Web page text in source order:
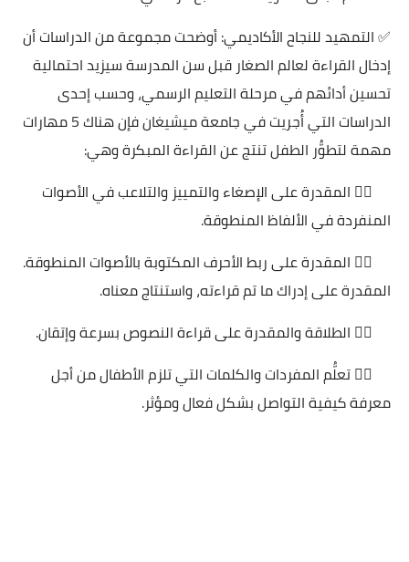
✅ التمهيد للنجاح الأكاديمي: أوضحت مجموعة من الدراسات أن
إدخال القراءة لعالم الصغار قبل سن المدرسة سيزيد احتمالية
تحسين أدائهم في مرحلة التعليم الرسمي، وحسب إحدى
الدراسات التي أُجريت في جامعة ميشيغان فإن هناك 5 مهارات
مهمة لتطوُّر الطفل تنتج عن القراءة المبكرة وهي:
👈🏻 المقدرة على الإصغاء والتمييز والتلاعب في الأصوات
المنفردة في الألفاظ المنطوقة.
👈🏻 المقدرة على ربط الأحرف المكتوبة بالأصوات المنطوقة.
المقدرة على إدراك ما تم قراءته، واستنتاج معناه.
👈🏻 الطلاقة والمقدرة على قراءة النصوص بسرعة وإتقان.
👈🏻 تعلُّم المفردات والكلمات التي تلزم الأطفال من أجل
معرفة كيفية التواصل بشكل فعال ومؤثر.